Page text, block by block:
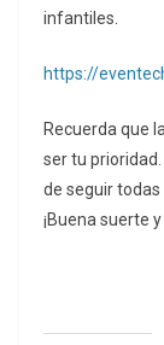
infantiles.
https://
Recuerda que
ser tu
de seguir
¡Buena suerte